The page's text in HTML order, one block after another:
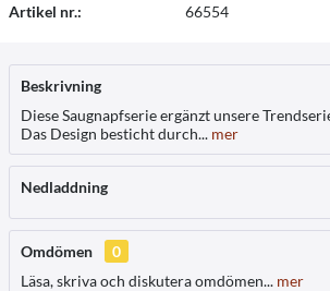
Artikel nr.: 66554
Beskrivning
Diese Saugnapfserie ergänzt unsere
Das Design besticht durch... mer
Nedladdning
Omdömen
0
Läsa, skriva och diskutera omdömen... mer